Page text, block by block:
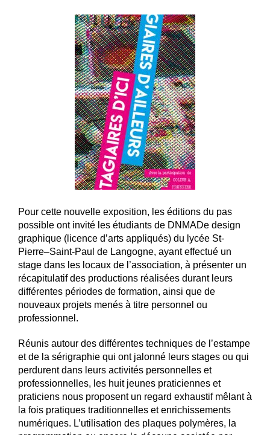
S'INSCRIRE À LA NEWSLETTER
FACEBOOKINSTAGRAM
LINKEDINYOUTUBE
Pour cette nouvelle exposition, les éditions du pas
possible ont invité les étudiants de DNMADe design
graphique (licence d’arts appliqués) du lycée St-
Pierre–Saint-Paul de Langogne, ayant effectué un
stage dans les locaux de l’association, à présenter un
récapitulatif des productions réalisées durant leurs
différentes périodes de formation, ainsi que de
nouveaux projets menés à titre personnel ou
professionnel.
Réunis autour des différentes techniques de l’estampe
et de la sérigraphie qui ont jalonné leurs stages ou qui
perdurent dans leurs activités personnelles et
professionnelles, les huit jeunes praticiennes et
praticiens nous proposent un regard exhaustif mêlant à
la fois pratiques traditionnelles et enrichissements
numériques. L’utilisation des plaques polymères, la